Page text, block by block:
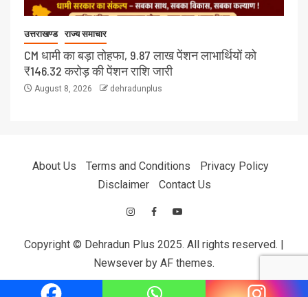
उत्तराखण्ड राज्य समाचार
CM धामी का बड़ा तोहफा, 9.87 लाख पेंशन लाभार्थियों को
₹146.32 करोड़ की पेंशन राशि जारी
August 8, 2026 dehradunplus
About Us Terms and Conditions
Privacy Policy
Disclaimer
Contact Us
Copyright © Dehradun Plus 2025. All rights reserved.
Newsever by AF themes.